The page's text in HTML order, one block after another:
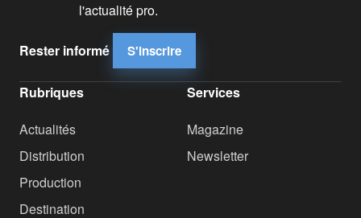
l'actualité pro.
Rester informé S'inscrire
Rubriques
Actualités
Distribution
Production
Destination
Services
Magazine
Newsletter